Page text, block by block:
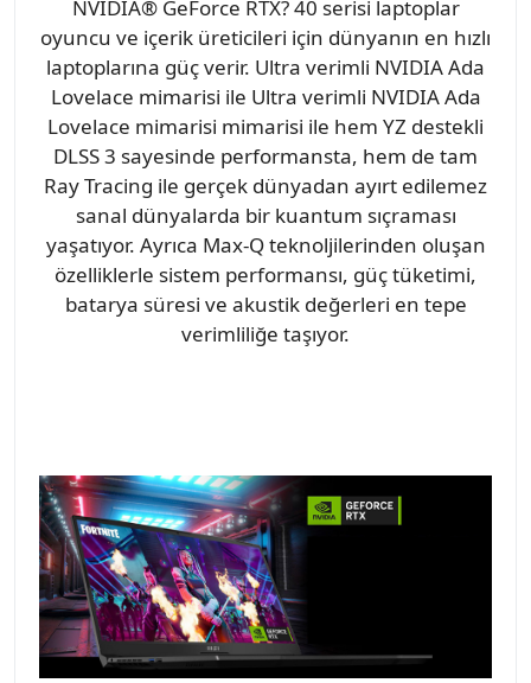
NVIDIA® GeForce RTX? 40 serisi laptoplar
oyuncu ve içerik üreticileri için dünyanın en hızlı
laptoplarına güç verir. Ultra verimli NVIDIA Ada
Lovelace mimarisi ile Ultra verimli NVIDIA Ada
Lovelace mimarisi mimarisi ile hem YZ destekli
DLSS 3 sayesinde performansta, hem de tam
Ray Tracing ile gerçek dünyadan ayırt edilemez
sanal dünyalarda bir kuantum sıçraması
yaşatıyor. Ayrıca Max-Q teknoljilerinden oluşan
özelliklerle sistem performansı, güç tüketimi,
batarya süresi ve akustik değerleri en tepe
verimliliğe taşıyor.